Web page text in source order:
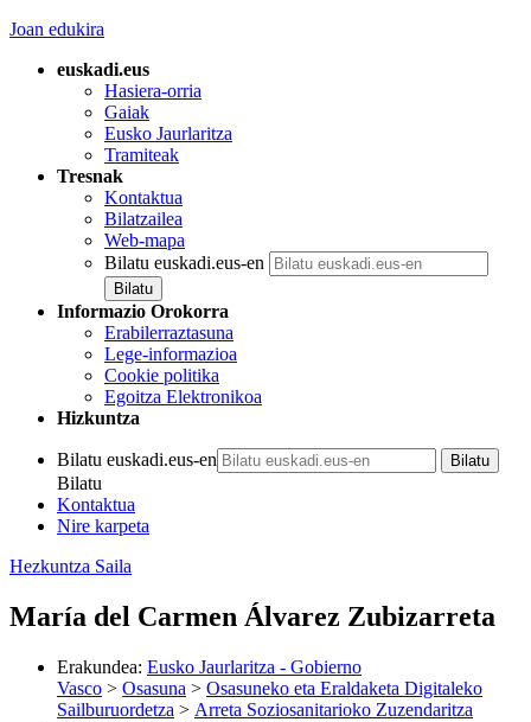
Joan edukira
euskadi.eus
Hasiera-orria
Gaiak
Eusko Jaurlaritza
Tramiteak
Tresnak
Kontaktua
Bilatzailea
Web-mapa
Bilatu euskadi.eus-en
Informazio Orokorra
Erabilerraztasuna
Lege-informazioa
Cookie politika
Egoitza Elektronikoa
Hizkuntza
Bilatu euskadi.eus-en
Bilatu
Kontaktua
Nire karpeta
Hezkuntza Saila
María del Carmen Álvarez Zubizarreta
Erakundea: Eusko Jaurlaritza - Gobierno
Vasco > Osasuna > Osasuneko eta Eraldaketa Digitaleko
Sailburuordetza > Arreta Soziosanitarioko Zuzendaritza